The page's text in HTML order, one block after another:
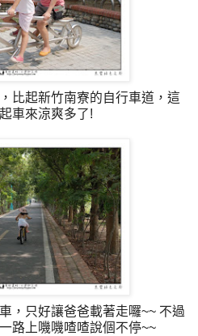
比起新竹南寮的自行車道，這
車來涼爽多了!
，只好讓爸爸載著走囉~~ 不過
路上嘰嘰喳喳說個不停~~